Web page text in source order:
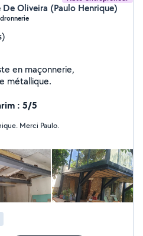
De Oliveira (Paulo Henrique)
en maçonnerie,
métallique.
: 5/5
Travail Pro et personne sympathique. Merci Paulo.